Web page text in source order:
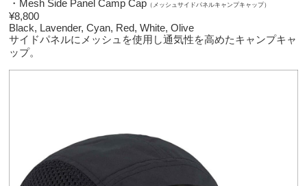
・Mesh Side Panel Camp Cap （メッシュサイドパネルキャンプキャップ）
¥8,800
Black, Lavender, Cyan, Red, White, Olive
サイドパネルにメッシュを使用し通気性を高めたキャンプキャ
ップ。